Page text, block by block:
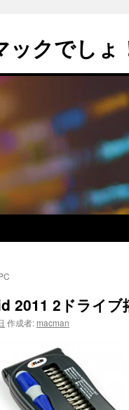
クでしょ
2011 2ドライブ
作成者: macman